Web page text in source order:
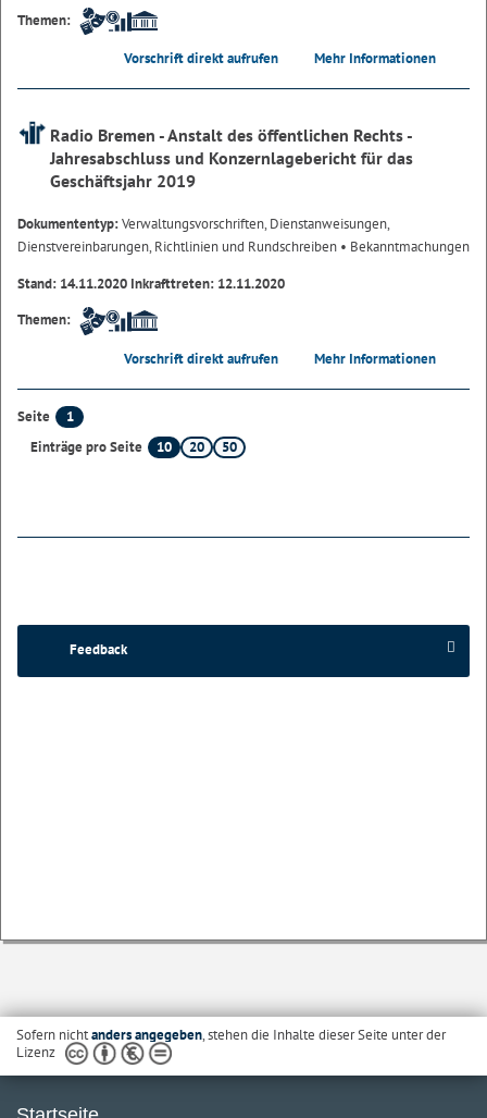
Themen:
Vorschrift direkt aufrufen Mehr Informationen
Radio Bremen - Anstalt des öffentlichen Rechts -
Jahresabschluss und Konzernlagebericht für das
Geschäftsjahr 2019
Dokumententyp:Verwaltungsvorschriften, Dienstanweisungen,
Dienstvereinbarungen, Richtlinien und Rundschreiben • Bekanntmachungen
Stand: 14.11.2020 Inkrafttreten: 12.11.2020
Themen:
Vorschrift direkt aufrufen Mehr Informationen
Seite
1
Einträge pro Seite
10 20 50
Feedback
Sofern nichtanders angegeben, stehen die Inhalte dieser Seite unter der
Lizenz